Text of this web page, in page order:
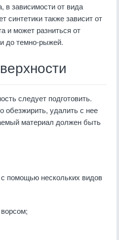
в зависимости от вида
синтетики также зависит от
и может разниться от
до темно-рыжей.
следует подготовить.
обезжирить, удалить с нее
материал должен быть
помощью нескольких видов